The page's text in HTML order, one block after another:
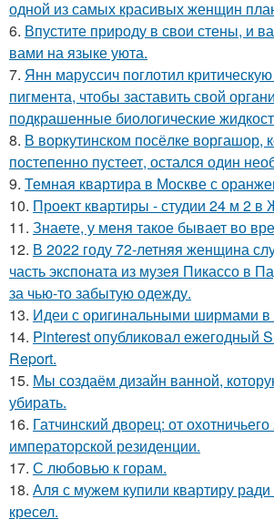
одной из самых красивых женщин
6. Впустите природу в свои стены, и
вами на языке уюта.
7. Янн маруссич поглотил
пигмента, чтобы заставить свой
подкрашенные биологические
8. В воркутинском посёлке воргашор,
постепенно пустеет, остался один
9. Темная квартира в Москве с
10. Проект квартиры - студии 24 м 2
11. Знаете, у меня такое бывает во
12. В 2022 году 72-летняя женщина
часть экспоната из музея Пикассо в
за чью-то забытую одежду.
13. Идеи с оригинальными ширмами в
14. Pinterest опубликовал ежегодный
Report.
15. Мы создаём дизайн ванной,
убирать.
16. Гатчинский дворец: от
императорской резиденции.
17. С любовью к горам.
18. Аля с мужем купили квартиру
кресел.